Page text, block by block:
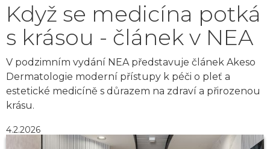
Když se medicína potká
s krásou - článek v NEA
V podzimním vydání NEA představuje článek Akeso
Dermatologie moderní přístupy k péči o pleť a
estetické medicíně s důrazem na zdraví a přirozenou
krásu.
4.2.2026